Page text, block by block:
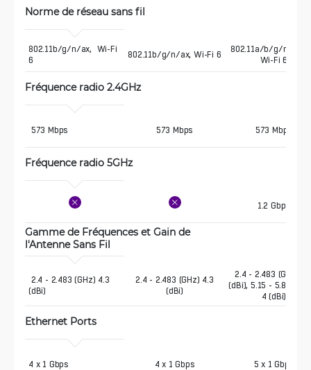
Norme de réseau sans fil
802.11b/g/n/ax,  Wi-Fi
6
802.11b/g/n/ax, Wi-Fi 6
802.11a/b/g/n/ac/
Wi-Fi 6
Fréquence radio 2.4GHz
573 Mbps 573 Mbps 573 Mbps
Fréquence radio 5GHz
1.2 Gbps
Gamme de Fréquences et Gain de
l'Antenne Sans Fil
(dBi)
2.4 - 2.483 (GHz) 4.3
(dBi)
2.4 - 2.483 (GHz)
(dBi), 5.15 - 5.875
4 (dBi)
Ethernet Ports
4 x 1 Gbps 4 x 1 Gbps 5 x 1 Gbps